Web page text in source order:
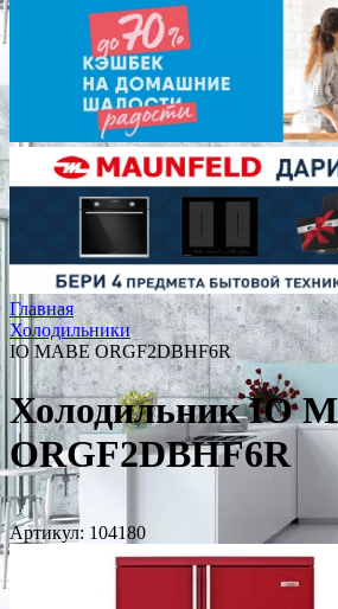
Главная
Холодильники
IO MABE ORGF2DBHF6R
Холодильник IO
ORGF2DBHF6R
Артикул: 104180